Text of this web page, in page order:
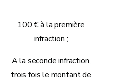
100 € à la première
infraction ;
A la seconde infraction,
trois fois le montant de